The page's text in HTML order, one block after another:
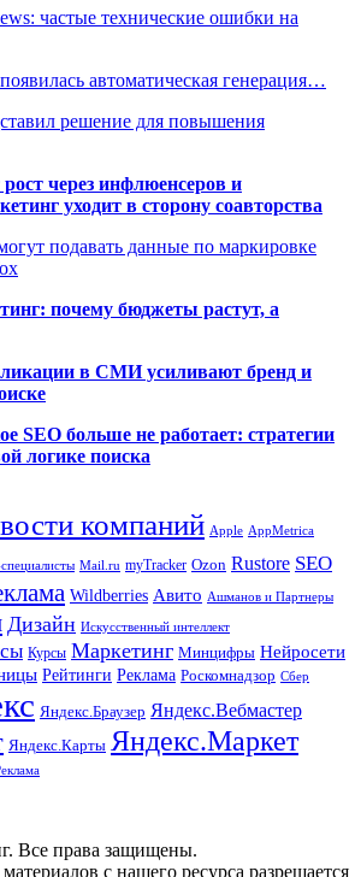
частые технические ошибки на
автоматическая генерация…
решение для повышения
через инфлюенсеров и
уходит в сторону соавторства
подавать данные по маркировке
почему бюджеты растут, а
в СМИ усиливают бренд и
SEO больше не работает: стратегии
логике поиска
компаний Apple AppMetrica
Mail.ru myTracker Ozon Rustore SEO
Wildberries Авито Ашманов и Партнеры
Дизайн Искусственный интеллект
Курсы Маркетинг Минцифры Нейросети
Рейтинги Реклама Роскомнадзор Сбер
Яндекс.Браузер Яндекс.Вебмастер
Яндекс.Карты Яндекс.Маркет
Все права защищены.
с нашего ресурса разрешается